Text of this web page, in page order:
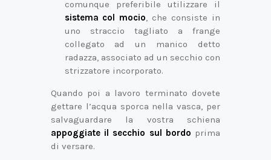
comunque preferibile utilizzare il
sistema col mocio, che consiste in
uno straccio tagliato a frange
collegato ad un manico detto
radazza, associato ad un secchio con
strizzatore incorporato.
Quando poi a lavoro terminato dovete
gettare l’acqua sporca nella vasca, per
salvaguardare la vostra schiena
appoggiate il secchio sul bordo prima
di versare.